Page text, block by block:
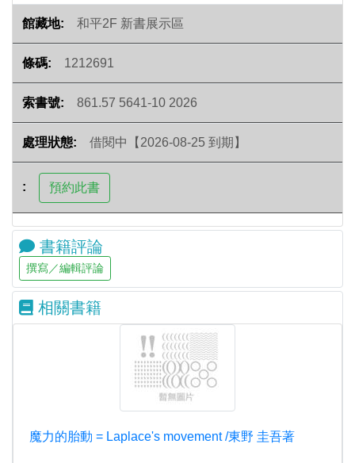
和平2F 新書展示區
1212691
861.57 5641-10 2026
借閱中【2026-08-25 到期】
書籍評論
相關書籍
魔力的胎動 = Laplace's movement /東野 圭吾著